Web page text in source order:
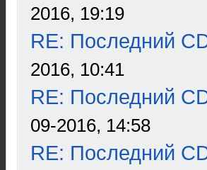
2016, 19:19
RE: Последний
2016, 10:41
RE: Последний
09-2016, 14:58
RE: Последний